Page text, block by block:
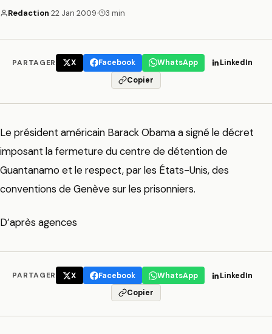
Redaction·22 Jan 2009· 3 min
PARTAGER X Facebook WhatsApp
LinkedIn
Copier
Le président américain Barack Obama a signé le décret
imposant la fermeture du centre de détention de
Guantanamo et le respect, par les États-Unis, des
conventions de Genève sur les prisonniers.
D’après agences
PARTAGER X Facebook WhatsApp
LinkedIn
Copier